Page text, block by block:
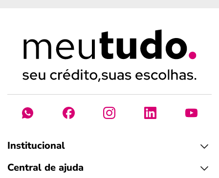
Institucional
Central de ajuda